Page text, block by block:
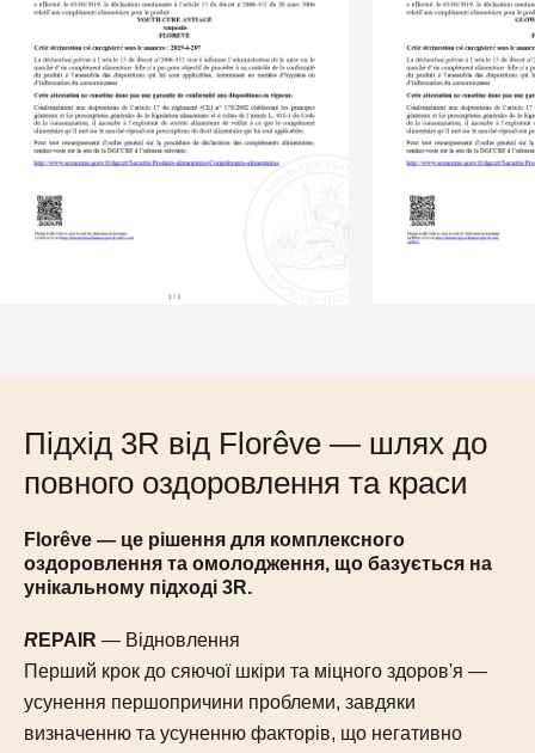
Підхід 3R від Florêve — шлях до
повного оздоровлення та краси
Florêve — це рішення для комплексного
оздоровлення та омолодження, що базується на
унікальному підході 3R.
REPAIR — Відновлення
Перший крок до сяючої шкіри та міцного здоров'я —
усунення першопричини проблеми, завдяки
визначенню та усуненню факторів, що негативно